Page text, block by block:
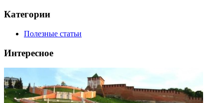
Категории
Полезные статьи
Интересное